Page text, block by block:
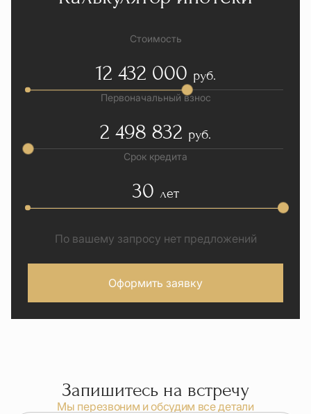
Стоимость
12 432 000 руб.
Первоначальный взнос
2 498 832 руб.
Срок кредита
30 лет
По вашему запросу нет предложений
Оформить заявку
Запишитесь на встречу
Мы перезвоним и обсудим все детали